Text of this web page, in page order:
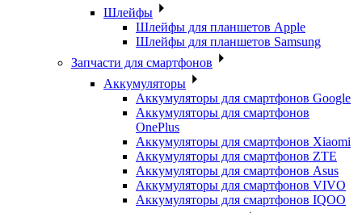
Шлейфы
Шлейфы для планшетов Apple
Шлейфы для планшетов Samsung
Запчасти для смартфонов
Аккумуляторы
Аккумуляторы для смартфонов Google
Аккумуляторы для смартфонов
OnePlus
Аккумуляторы для смартфонов Xiaomi
Аккумуляторы для смартфонов ZTE
Аккумуляторы для cмартфонов Asus
Аккумуляторы для смартфонов VIVO
Аккумуляторы для смартфонов IQOO